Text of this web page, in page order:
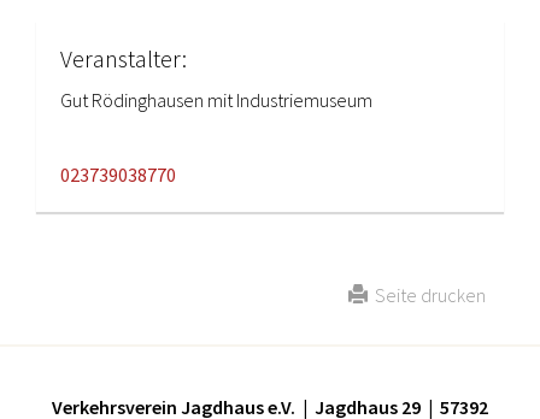
Veranstalter:
Gut Rödinghausen mit Industriemuseum
023739038770
Seite drucken
Verkehrsverein Jagdhaus e.V. | Jagdhaus 29 | 57392